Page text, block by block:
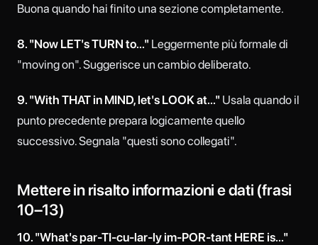
Buona quando hai finito una sezione completamente.
8. "Now LET's TURN to..." Leggermente più formale di
"moving on". Suggerisce un cambio deliberato.
9. "With THAT in MIND, let's LOOK at..." Usala quando il
punto precedente prepara logicamente quello
successivo. Segnala "questi sono collegati".
Mettere in risalto informazioni e dati (frasi
10–13)
10. "What's par-TI-cu-lar-ly im-POR-tant HERE is..."